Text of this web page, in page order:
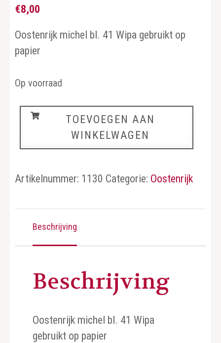
€8,00
Oostenrijk michel bl. 41 Wipa gebruikt op
papier
Op voorraad
Oostenrijk
TOEVOEGEN AAN
WINKELWAGEN
Artikelnummer: 1130 Categorie: Oostenrijk
Beschrijving
Beschrijving
Oostenrijk michel bl. 41 Wipa
gebruikt op papier